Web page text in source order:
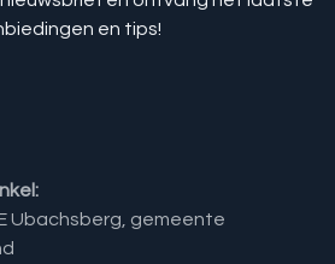
en tips!
Ubachsberg, gemeente